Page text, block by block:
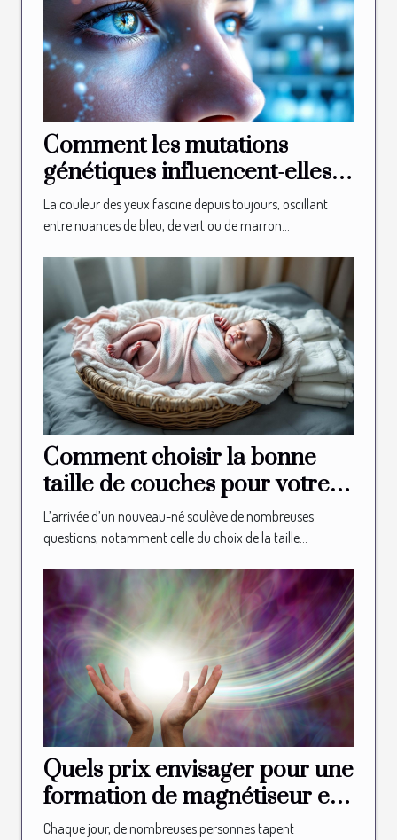
Comment les mutations
génétiques influencent-elles
la couleur des yeux ?
La couleur des yeux fascine depuis toujours, oscillant
entre nuances de bleu, de vert ou de marron...
Comment choisir la bonne
taille de couches pour votre
nouveau-né?
L’arrivée d’un nouveau-né soulève de nombreuses
questions, notamment celle du choix de la taille...
Quels prix envisager pour une
formation de magnétiseur en
ligne ?
Chaque jour, de nombreuses personnes tapent